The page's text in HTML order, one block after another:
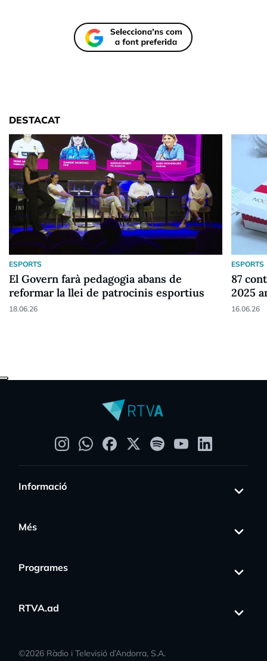
DESTACAT
ESPORTS
El Govern farà pedagogia abans de
reformar la llei de patrocinis esportius
18.06.26
ESPORTS
87
2025
16.06.26
Informació
Més
Programes
RTVA.ad
©2026 Ràdio i Televisió d’Andorra, S.A.